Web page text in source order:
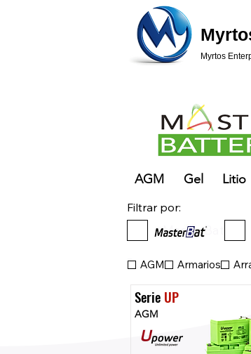
Myrtos
AGM Gel Litio
Filtrar por:
MasterBat
AGM Armarios
Serie UP
AGM